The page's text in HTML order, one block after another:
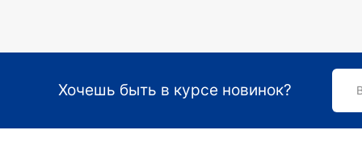
Хочешь быть в курсе новинок?